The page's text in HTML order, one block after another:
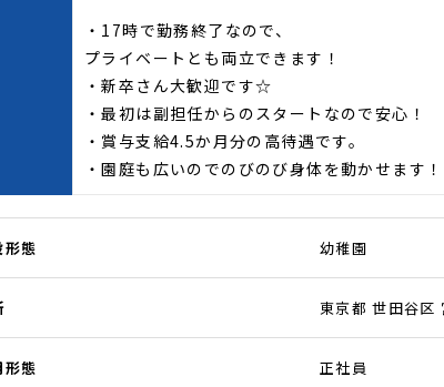
・17時で勤務終了なので、
プライベートとも両立できます！
・新卒さん大歓迎です☆
・最初は副担任からのスタートなので安心！
・賞与支給4.5か月分の高待遇です。
・園庭も広いのでのびのび身体を動かせます！
形態 幼稚園
東京都 世田谷区
形態 正社員